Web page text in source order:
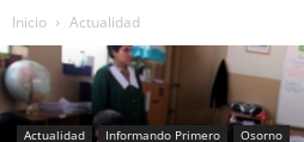
Inicio Actualidad
Actualidad Informando Primero Osorno